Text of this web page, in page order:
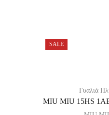
SALE
Γυαλιά
MIU MIU 15HS